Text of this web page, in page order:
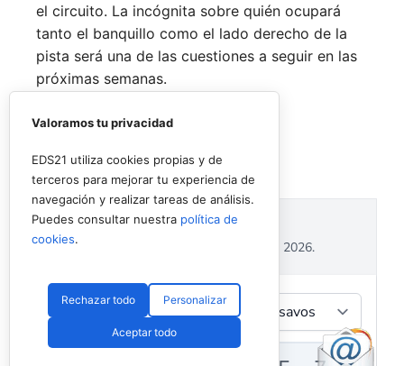
el circuito. La incógnita sobre quién ocupará
tanto el banquillo como el lado derecho de la
pista será una de las cuestiones a seguir en las
próximas semanas.
Valoramos tu privacidad
EDS21 utiliza cookies propias y de
terceros para mejorar tu experiencia de
navegación y realizar tareas de análisis.
Puedes consultar nuestra política de
cookies.
Rechazar todo Personalizar
Aceptar todo